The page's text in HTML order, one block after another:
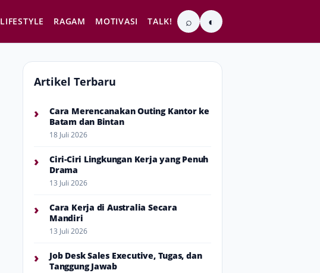
LIFESTYLE RAGAM MOTIVASI TALK! ⌕ ◐
Artikel Terbaru
›
Cara Merencanakan Outing Kantor ke
Batam dan Bintan
18 Juli 2026
›
Ciri-Ciri Lingkungan Kerja yang Penuh
Drama
13 Juli 2026
›
Cara Kerja di Australia Secara
Mandiri
13 Juli 2026
›
Job Desk Sales Executive, Tugas, dan
Tanggung Jawab